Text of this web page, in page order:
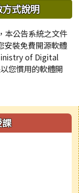
式說明
本公告系統之文件
安裝免費開源軟體
of Digital
以您慣用的軟體開